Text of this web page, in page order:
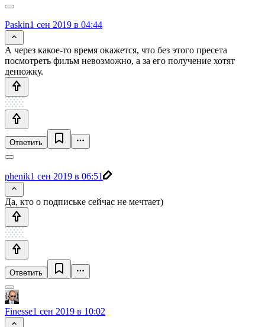
Paskin1 сен 2019 в 04:44
А через какое-то время окажется, что без этого пресета
посмотреть фильм невозможно, а за его получение хотят
денюжку.
Ответить
phenik1 сен 2019 в 06:51
Да, кто о подпиське сейчас не мечтает)
Ответить
Finesse1 сен 2019 в 10:02